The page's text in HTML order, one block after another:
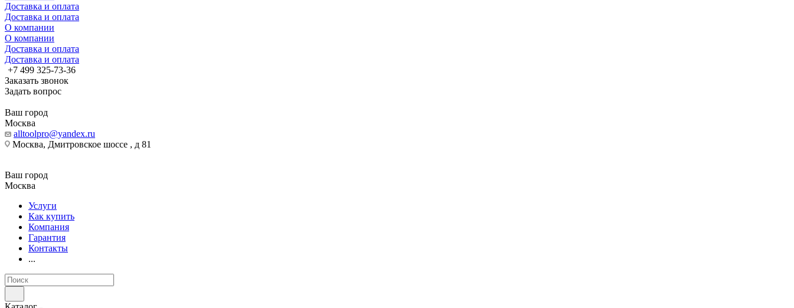
Доставка и оплата
Доставка и оплата
О компании
О компании
Доставка и оплата
Доставка и оплата
+7 499 325-73-36
Заказать звонок
Задать вопрос
Ваш город
Москва
alltoolpro@yandex.ru
Москва, Дмитровское шоссе , д 81
Ваш город
Москва
Услуги
Как купить
Компания
Гарантия
Контакты
...